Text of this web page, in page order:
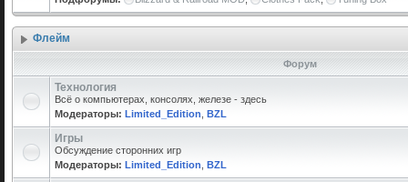
Флейм
Форум
Технология
Всё о компьютерах, консолях, железе - здесь
Модераторы: Limited_Edition BZL
Игры
Обсуждение сторонних игр
Модераторы: Limited_Edition BZL